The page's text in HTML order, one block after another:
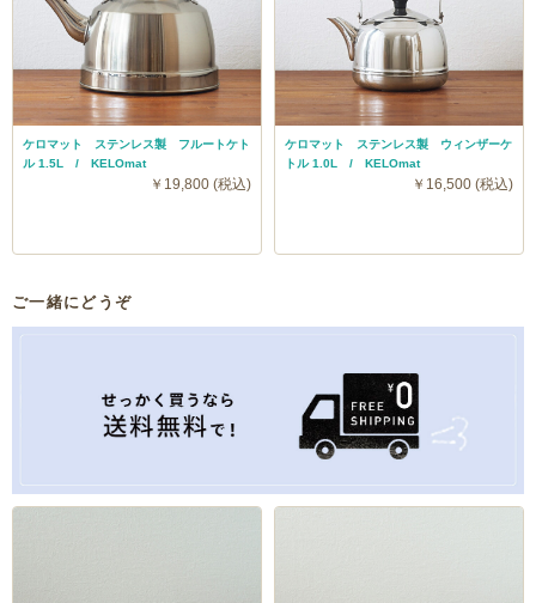
ケロマット ステンレス製 フルートケト
ル 1.5L / KELOmat
￥19,800 (税込)
ケロマット ステンレス製 ウィンザーケ
トル 1.0L / KELOmat
￥16,500 (税込)
ご一緒にどうぞ